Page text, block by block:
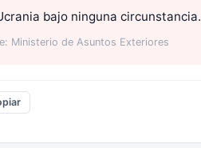
bajo ninguna circunstancia.
Ministerio de Asuntos Exteriores